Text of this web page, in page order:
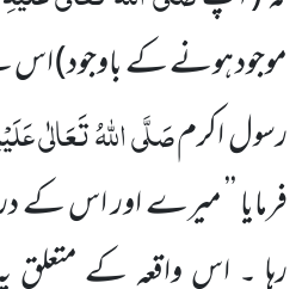
موجود ہونے کے باوجود)اس
رسول اکرمصَلَّی اللّٰہُ تَعَالٰی
فرمایا ’’ میرے اور اس کے
رہا ۔ اس واقعہ کے